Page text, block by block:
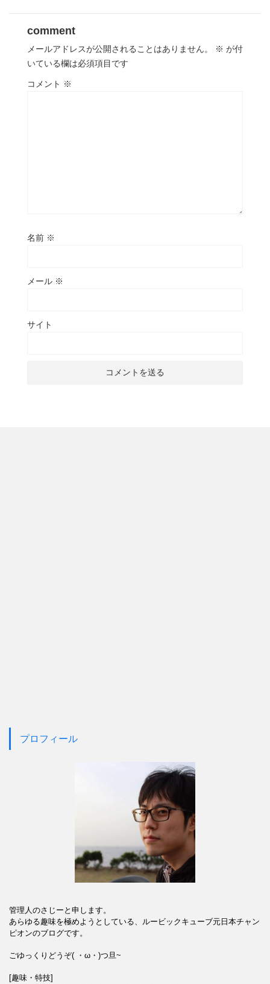
comment
メールアドレスが公開されることはありません。 ※ が付
いている欄は必須項目です
コメント ※
名前 ※
メール ※
サイト
プロフィール
管理人のさじーと申します。
あらゆる趣味を極めようとしている、ルービックキューブ元日本チャン
ピオンのブログです。
ごゆっくりどうぞ( ・ω・)つ旦~
[趣味・特技]